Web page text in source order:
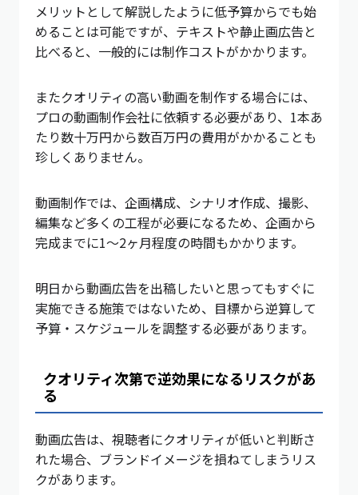
メリットとして解説したように低予算からでも始
めることは可能ですが、テキストや静止画広告と
比べると、一般的には制作コストがかかります。
またクオリティの高い動画を制作する場合には、
プロの動画制作会社に依頼する必要があり、1本あ
たり数十万円から数百万円の費用がかかることも
珍しくありません。
動画制作では、企画構成、シナリオ作成、撮影、
編集など多くの工程が必要になるため、企画から
完成までに1〜2ヶ月程度の時間もかかります。
明日から動画広告を出稿したいと思ってもすぐに
実施できる施策ではないため、目標から逆算して
予算・スケジュールを調整する必要があります。
クオリティ次第で逆効果になるリスクがあ
る
動画広告は、視聴者にクオリティが低いと判断さ
れた場合、ブランドイメージを損ねてしまうリス
クがあります。